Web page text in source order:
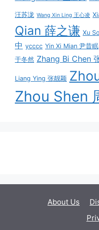
汪苏泷 Wang Xin Ling 王心凌
Qian 薛之谦 Xu
中 ycccc Yin Xi Mian 尹昔眠
于冬然 Zhang Bi Chen
Liang Ying 张靓颖
Zhou Shen
About Us